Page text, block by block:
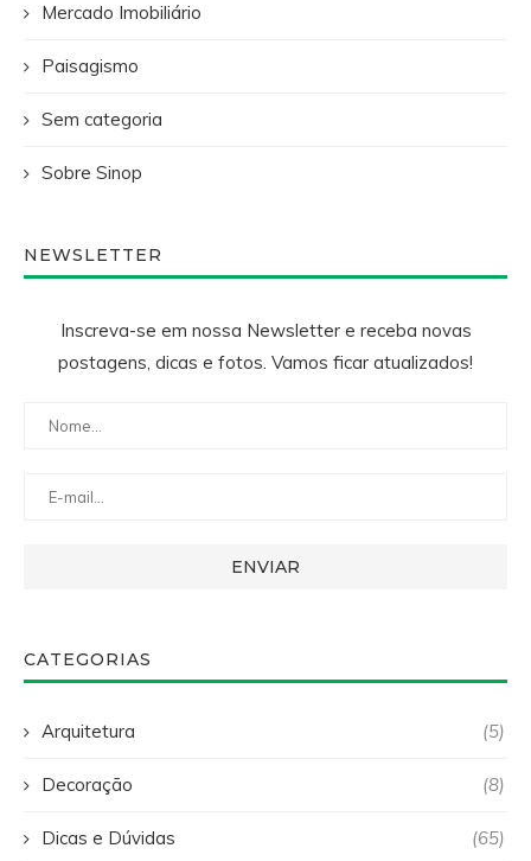
Mercado Imobiliário
Paisagismo
Sem categoria
Sobre Sinop
NEWSLETTER
Inscreva-se em nossa Newsletter e receba novas
postagens, dicas e fotos. Vamos ficar atualizados!
CATEGORIAS
Arquitetura (5)
Decoração (8)
Dicas e Dúvidas (65)